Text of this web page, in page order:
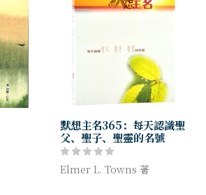
默想主名365：每天認識聖
父、聖子、聖靈的名號
Elmer L. Towns 著